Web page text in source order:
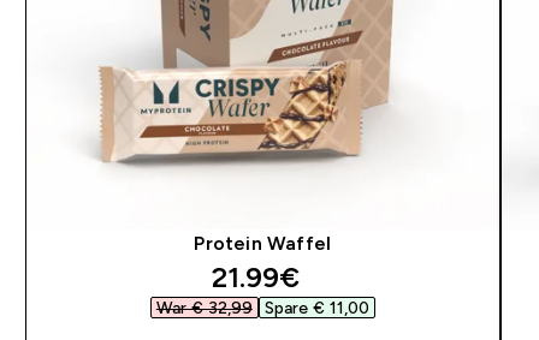
Protein Waffel
discounted price
21.99€‎
War € 32,99‎ Spare € 11,00‎